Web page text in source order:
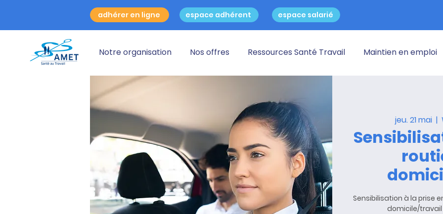
adhérer en ligne espace adhérent espace salarié
Notre organisation Nos offres Ressources Santé Travail Maintien en emploi
jeu. 21 mai
  |
Sensibilisation à la prise
domicile/